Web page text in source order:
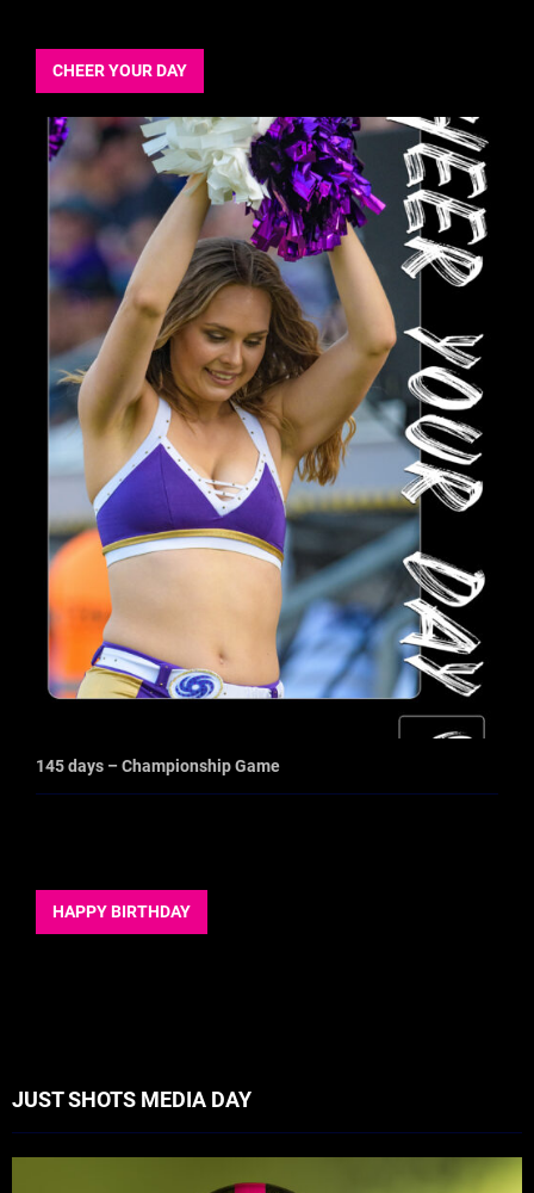
CHEER YOUR DAY
145 days – Championship Game
HAPPY BIRTHDAY
JUST SHOTS MEDIA DAY